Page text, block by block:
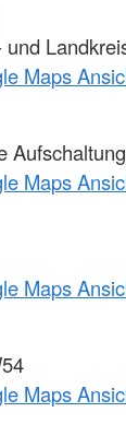
Maps
Aufschaltung
Maps
Maps
Maps